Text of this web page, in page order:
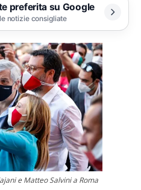
preferita su Google
notizie consigliate
e Matteo Salvini a Roma